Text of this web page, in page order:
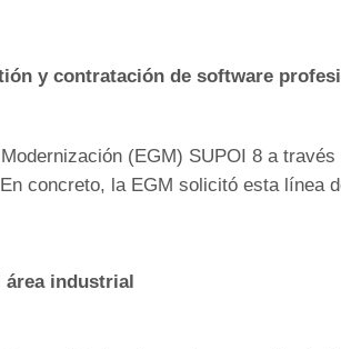
y contratación de software
(EGM) SUPOI 8 a través
concreto, la EGM solicitó esta línea
área industrial